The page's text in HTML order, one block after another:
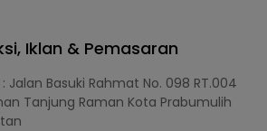
Iklan & Pemasaran
Jalan Basuki Rahmat No. 098 RT.004
Tanjung Raman Kota Prabumulih